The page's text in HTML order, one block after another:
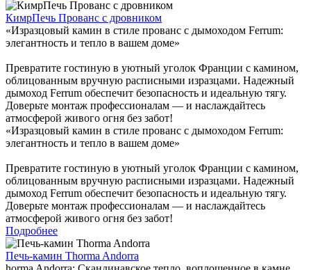
КимрПечь Прованс с дровником
«Изразцовый камин в стиле прованс с дымоходом Ferrum:
элегантность и тепло в вашем доме»
Превратите гостиную в уютный уголок Франции с камином,
облицованным вручную расписными изразцами. Надежный
дымоход Ferrum обеспечит безопасность и идеальную тягу.
Доверьте монтаж профессионалам — и наслаждайтесь
атмосферой живого огня без забот!
«Изразцовый камин в стиле прованс с дымоходом Ferrum:
элегантность и тепло в вашем доме»
Превратите гостиную в уютный уголок Франции с камином,
облицованным вручную расписными изразцами. Надежный
дымоход Ferrum обеспечит безопасность и идеальную тягу.
Доверьте монтаж профессионалам — и наслаждайтесь
атмосферой живого огня без забот!
Подробнее
Печь-камин Thorma Andorra